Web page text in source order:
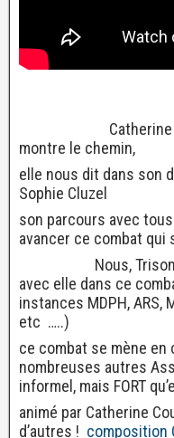
Catherine est
montre le chemin,
elle nous dit dans son
Sophie Cluzel
son parcours avec
avancer ce combat qui
Nous, Trisomie
avec elle dans ce
instances MDPH, ARS,
etc …..)
ce combat se mène
nombreuses autres
informel, mais FORT
animé par Catherine
d’autres ! composition